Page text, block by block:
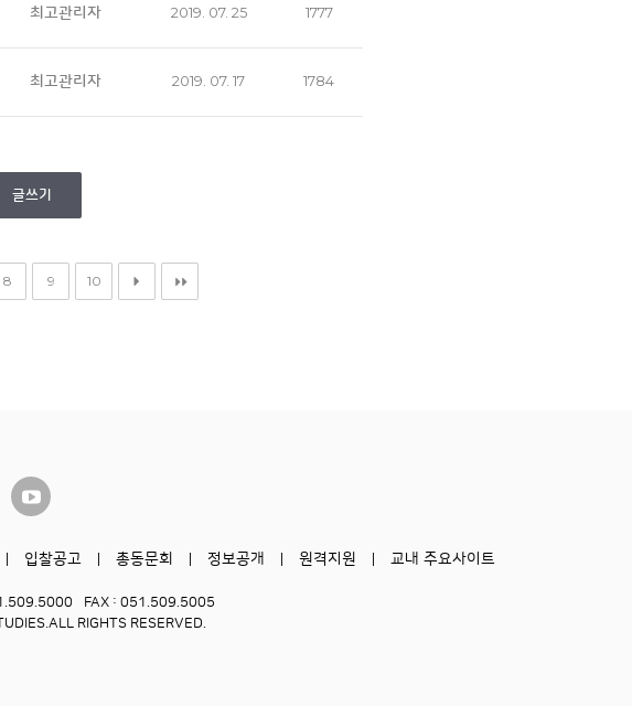
최고관리자 2019. 07. 25 1777
최고관리자 2019. 07. 17 1784
글쓰기
8 9 10
입찰공고 총동문회 정보공개 원격지원 교내 주요사이트
FAX : 051.509.5005
ALL RIGHTS RESERVED.